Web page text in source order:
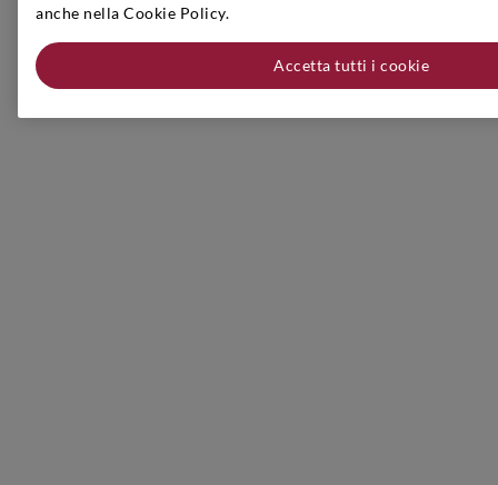
anche nella Cookie Policy.
Accetta tutti i cookie